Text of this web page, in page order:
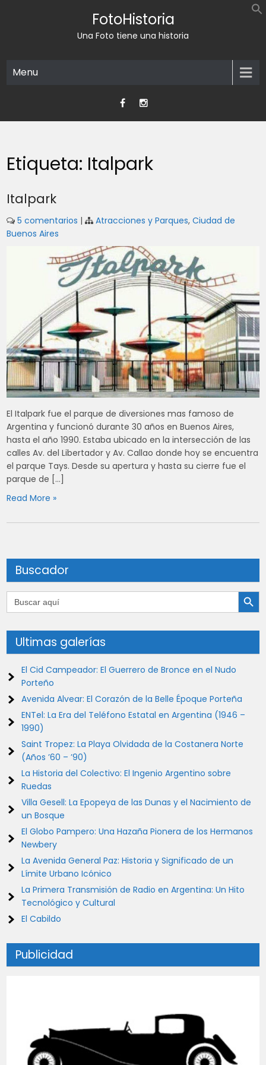
FotoHistoria
Una Foto tiene una historia
Menu
Etiqueta: Italpark
Italpark
5 comentarios | Atracciones y Parques,Ciudad de
Buenos Aires
El Italpark fue el parque de diversiones mas famoso de
Argentina y funcionó durante 30 años en Buenos Aires,
hasta el año 1990. Estaba ubicado en la intersección de las
calles Av. del Libertador y Av. Callao donde hoy se encuentra
el parque Tays. Desde su apertura y hasta su cierre fue el
parque de […]
Read More »
Buscador
Buscar: Botón de
Ultimas galerías
El Cid Campeador: El Guerrero de Bronce en el Nudo
Porteño
Avenida Alvear: El Corazón de la Belle Époque Porteña
ENTel: La Era del Teléfono Estatal en Argentina (1946 –
1990)
Saint Tropez: La Playa Olvidada de la Costanera Norte
(Años ’60 – ’90)
La Historia del Colectivo: El Ingenio Argentino sobre
Ruedas
Villa Gesell: La Epopeya de las Dunas y el Nacimiento de
un Bosque
El Globo Pampero: Una Hazaña Pionera de los Hermanos
Newbery
La Avenida General Paz: Historia y Significado de un
Límite Urbano Icónico
La Primera Transmisión de Radio en Argentina: Un Hito
Tecnológico y Cultural
El Cabildo
Publicidad